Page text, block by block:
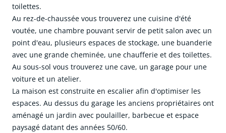
toilettes.
Au rez-de-chaussée vous trouverez une cuisine d'été
voutée, une chambre pouvant servir de petit salon avec un
point d'eau, plusieurs espaces de stockage, une buanderie
avec une grande cheminée, une chaufferie et des toilettes.
Au sous-sol vous trouverez une cave, un garage pour une
voiture et un atelier.
La maison est construite en escalier afin d'optimiser les
espaces. Au dessus du garage les anciens propriétaires ont
aménagé un jardin avec poulailler, barbecue et espace
paysagé datant des années 50/60.